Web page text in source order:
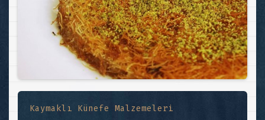
Kaymaklı Künefe Malzemeleri